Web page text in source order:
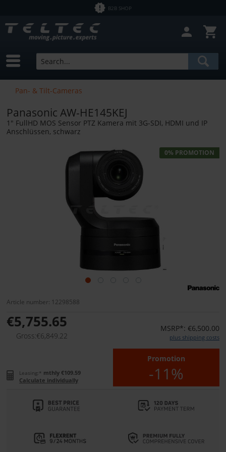
B2B SHOP
Pan- & Tilt-Cameras
Panasonic AW-HE145KEJ
1" FullHD MOS Sensor PTZ Kamera mit 3G-SDI, HDMI und IP
Anschlüssen, schwarz
0% PROMOTION
Article number: 12298588
€5,755.65
Gross:€6,849.22
MSRP*: €6,500.00
plus shipping costs
Promotion
-11%
Leasing:* mthly €109.59
Calculate individually
In Stock
Brands
from €0.01 to€246892.00
Bundle Products